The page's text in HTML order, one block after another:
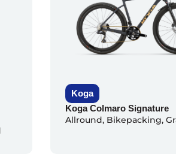
Koga
Koga Colmaro Signature
Allround, Bikepacking,